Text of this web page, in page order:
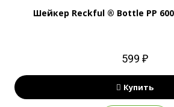
Шейкер Reckful ® Bottle PP
599 ₽
Купить